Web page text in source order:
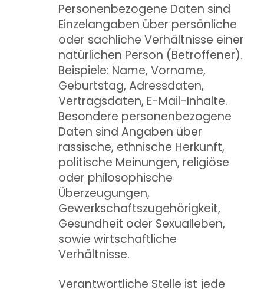
Personenbezogene Daten sind
Einzelangaben über persönliche
oder sachliche Verhältnisse einer
natürlichen Person (Betroffener).
Beispiele: Name, Vorname,
Geburtstag, Adressdaten,
Vertragsdaten, E-Mail-Inhalte.
Besondere personenbezogene
Daten sind Angaben über
rassische, ethnische Herkunft,
politische Meinungen, religiöse
oder philosophische
Überzeugungen,
Gewerkschaftszugehörigkeit,
Gesundheit oder Sexualleben,
sowie wirtschaftliche
Verhältnisse.
Verantwortliche Stelle ist jede